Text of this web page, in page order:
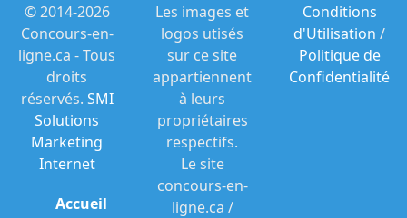
© 2014-2026
Concours-en-
ligne.ca - Tous
droits
réservés. SMI
Solutions
Marketing
Internet
Accueil
Les images et
logos utisés
sur ce site
appartiennent
à leurs
propriétaires
respectifs.
Le site
concours-en-
ligne.ca /
Conditions
d'Utilisation /
Politique de
Confidentialité